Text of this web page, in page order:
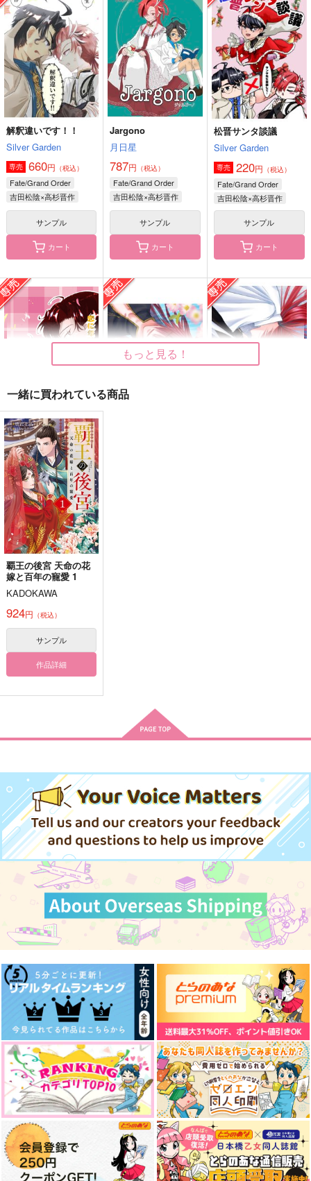
い！リバース
Silver Garden
550円 （税込）
吉田松陰×高杉晋作
サンプル
作品詳細
海響
724円（税込）
吉田松陰×高杉晋作
サンプル
作品詳細
海響
865円（税込）
吉田松陰×高杉晋作
サンプル
作品詳細
あまい支配
Giselle
1,100円（税込）
作品詳細
松晋サンタ談義
Silver Garden
220円（税込）
吉田松陰×高杉晋作
虎鶫の泥遊び
海月letter
1,100円（税込）
青十五才！
1,070 円
作品詳細
フェイトピピック 日
本儒学史と吉田松陰
ねいばーず
1,887円（税込）
吉田松陰
サンプル
作品詳細
A5
715円（税込）
吉田松陰
サンプル
作品詳細
Spring has come
たんぼとうめこ
715円 （税込）
森長可×高杉晋作
サンプル
作品詳細
君の音色にふれるとき
象のいる部屋／食指
SEXY BOY
解釈違いです！！
Silver Garden
専売 660円 （税込）
Fate/Grand Order
吉田松陰×高杉晋作
サンプル
カート
Jargono
月日星
787円 （税込）
Fate/Grand Order
吉田松陰×高杉晋作
サンプル
カート
松晋サンタ談議
Silver Garden
専売 220円 （税込）
Fate/Grand Order
吉田松陰×高杉晋作
サンプル
カート
恋に年齢なんて関係な
い！リバース
Silver Garden
専売 550円（税込）
Fate/Grand Order
吉田松陰×高杉晋作
サンプル
あまい支配
1,100円 （税込）
Fate/Grand Order
吉田松陰×高杉晋作
サンプル
カート
松晋サンタ談義
220
Fate/Grand Order
サンプル
カート
もっと見る！
一緒に買われている商品
覇王の後宮 天命の花
嫁と百年の寵愛 1
KADOKAWA
924円 （税込）
サンプル
作品詳細